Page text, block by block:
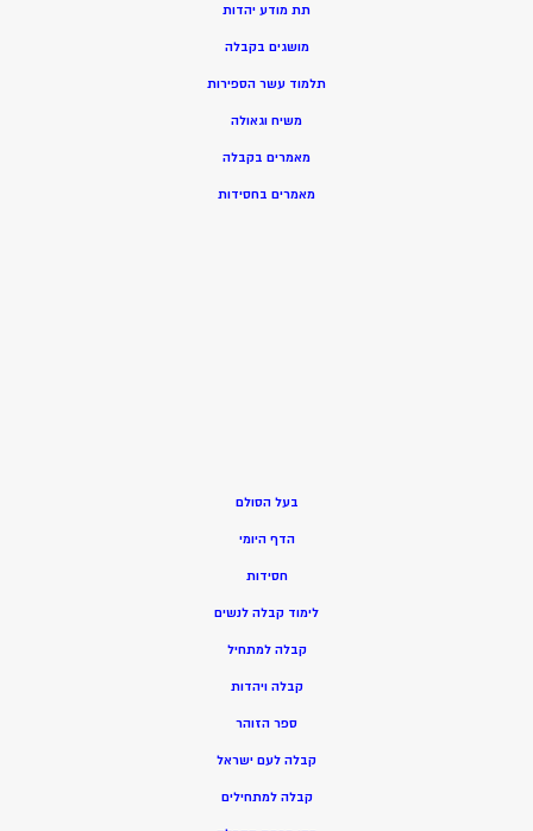
תת מודע יהדות
מושגים בקבלה
תלמוד עשר הספירות
משיח וגאולה
מאמרים בקבלה
מאמרים בחסידות
בעל הסולם
הדף היומי
חסידות
לימוד קבלה לנשים
קבלה למתחיל
קבלה ויהדות
ספר הזוהר
קבלה לעם ישראל
קבלה למתחילים